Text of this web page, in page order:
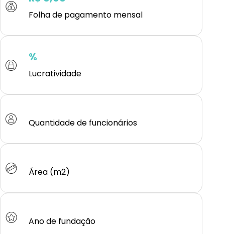
Folha de pagamento mensal
%
Lucratividade
Quantidade de funcionários
Área (m2)
Ano de fundação